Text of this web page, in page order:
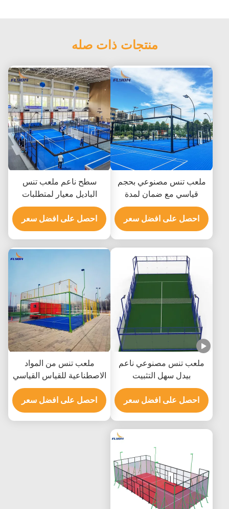
منتجات ذات صله
ملعب تنس مصنوعي بحجم
قياسي مع ضمان لمدة
عامين وسطح أخضر
احصل على افضل سعر
سطح ناعم ملعب تنس
الباديل معيار لمتطلبات
العملاء
احصل على افضل سعر
ملعب تنس مصنوعي ناعم
بيدل سهل التثبيت
احصل على افضل سعر
ملعب تنس من المواد
الاصطناعية للقياس القياسي
والمساحات الخضراء
احصل على افضل سعر